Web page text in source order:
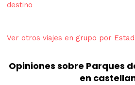
destino
Ver otros viajes en grupo por
Opiniones sobre Parques
en